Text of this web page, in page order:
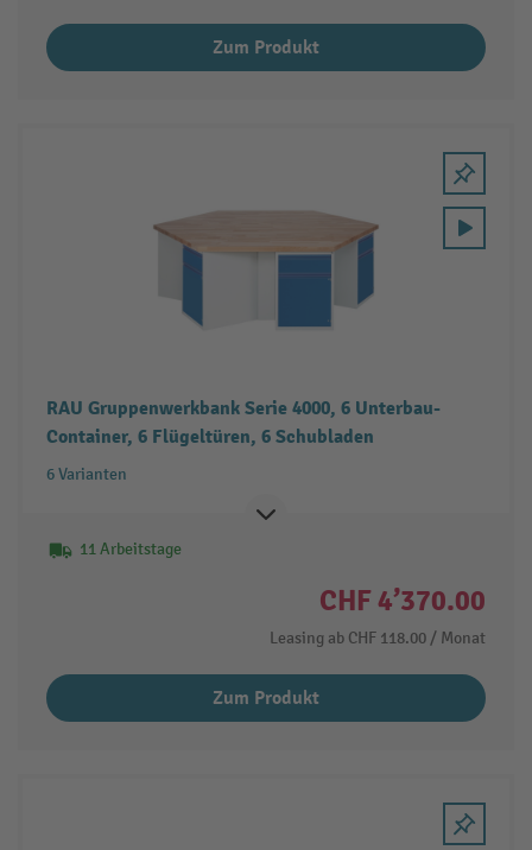
Zum Produkt
RAU Gruppenwerkbank Serie 4000, 6 Unterbau-
Container, 6 Flügeltüren, 6 Schubladen
6 Varianten
11 Arbeitstage
CHF 4’370.00
Leasing ab CHF 118.00 / Monat
Zum Produkt